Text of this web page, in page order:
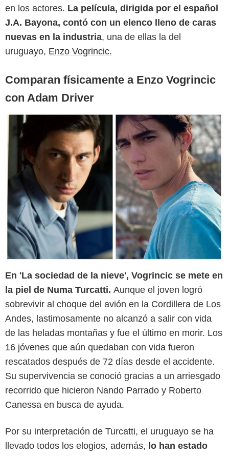
en los actores. La película, dirigida por el español
J.A. Bayona, contó con un elenco lleno de caras
nuevas en la industria, una de ellas la del
uruguayo, Enzo Vogrincic.
Comparan físicamente a Enzo Vogrincic
con Adam Driver
En 'La sociedad de la nieve', Vogrincic se mete en
la piel de Numa Turcatti. Aunque el joven logró
sobrevivir al choque del avión en la Cordillera de Los
Andes, lastimosamente no alcanzó a salir con vida
de las heladas montañas y fue el último en morir. Los
16 jóvenes que aún quedaban con vida fueron
rescatados después de 72 días desde el accidente.
Su supervivencia se conoció gracias a un arriesgado
recorrido que hicieron Nando Parrado y Roberto
Canessa en busca de ayuda.
Por su interpretación de Turcatti, el uruguayo se ha
llevado todos los elogios, además, lo han estado
Metro-Goldwyn-Mayer Pictures Inc. All Rights Reserved/Instagram
@vogrincicenzo